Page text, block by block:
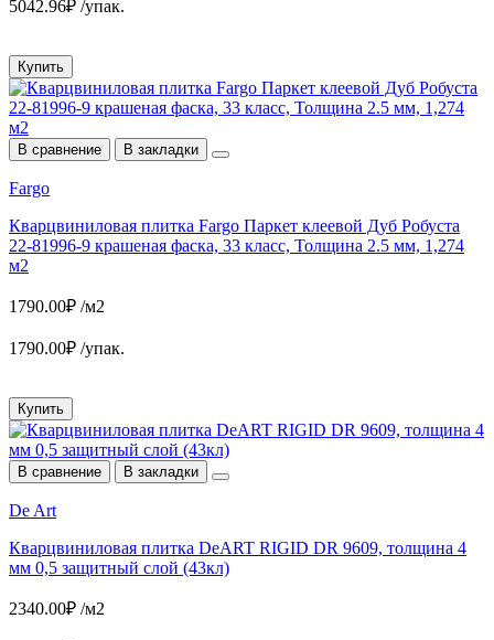
5042.96₽ /упак.
Купить
В сравнение В закладки
Fargo
Кварцвиниловая плитка Fargo Паркет клеевой Дуб Робуста
22-81996-9 крашеная фаска, 33 класс, Толщина 2.5 мм, 1,274
м2
1790.00₽ /м2
1790.00₽ /упак.
Купить
В сравнение В закладки
De Art
Кварцвиниловая плитка DeART RIGID DR 9609, толщина 4
мм 0,5 защитный слой (43кл)
2340.00₽ /м2